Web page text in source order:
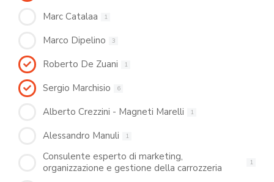
Marc Catalaa 1
Marco Dipelino 3
Roberto De Zuani 1
Sergio Marchisio 6
Alberto Crezzini - Magneti Marelli 1
Alessandro Manuli 1
Consulente esperto di marketing,
organizzazione e gestione della carrozzeria
1